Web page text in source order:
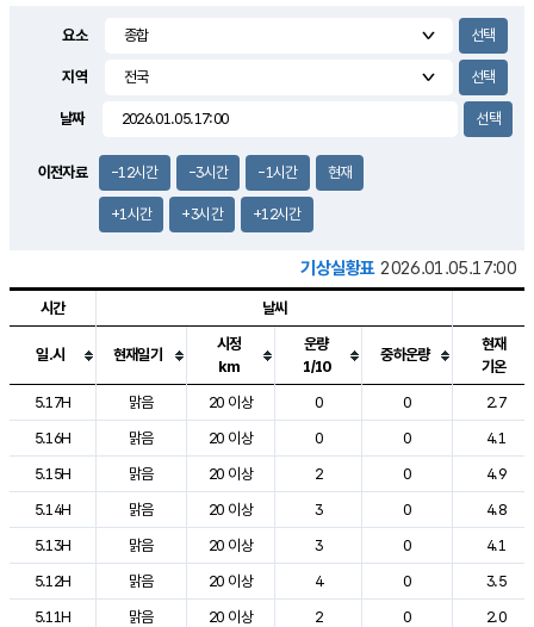
요소
지역
날짜
이전자료 -12시간 -3시간 -1시간 현재
+1시간 +3시간 +12시간
기상실황표 2026.01.05.17:00
도시별 기상실황표로 지점, 날씨, 기온, 강수, 바람, 기압등을 안내한 표입
시간 날씨
일.시 현재일기
시정
km
운량
1/10
중하운량
현재
기온
5.17H
맑음 20 이상 0 0
2.7
5.16H
맑음 20 이상 0 0
4.1
5.15H
맑음 20 이상 2 0
4.9
5.14H
맑음 20 이상 3 0
4.8
5.13H
맑음 20 이상 3 0
4.1
5.12H
맑음 20 이상 4 0
3.5
5.11H
맑음 20 이상 2 0
2.0